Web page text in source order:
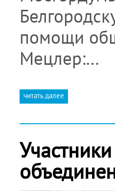
помощи
Мецлер:…
читать далее